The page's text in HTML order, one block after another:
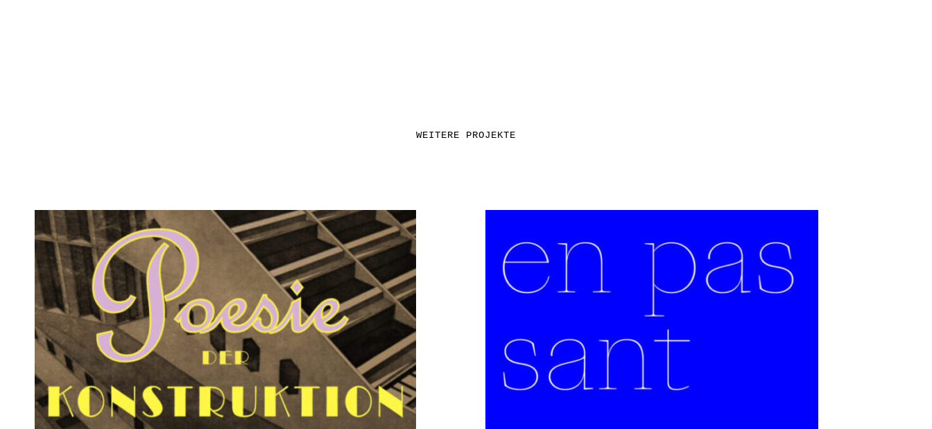
WEITERE PROJEKTE
Poesie DER KONSTRUKTION
en passant